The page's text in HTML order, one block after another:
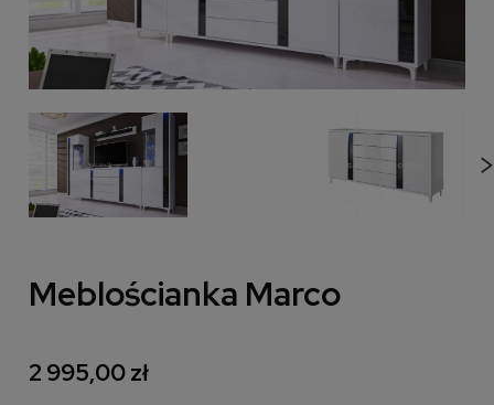
Meblościanka Marco
2 995,00 zł